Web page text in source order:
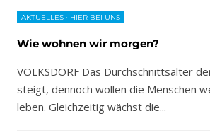
AKTUELLES • HIER BEI UNS
Wie wohnen wir morgen?
VOLKSDORF Das Durchschnittsalter
steigt, dennoch wollen die Menschen
leben. Gleichzeitig wächst die...